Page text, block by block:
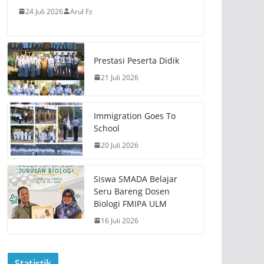
24 Juli 2026 Arul Fz
Prestasi Peserta Didik
21 Juli 2026
Immigration Goes To
School
20 Juli 2026
Siswa SMADA Belajar
Seru Bareng Dosen
Biologi FMIPA ULM
16 Juli 2026